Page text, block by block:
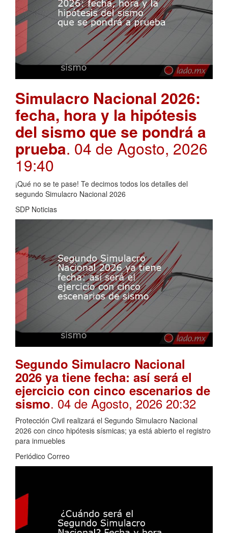
Simulacro Nacional 2026:
fecha, hora y la hipótesis
del sismo que se pondrá a
prueba. 04 de Agosto, 2026
19:40
¡Qué no se te pase! Te decimos todos los detalles del
segundo Simulacro Nacional 2026
SDP Noticias
Segundo Simulacro Nacional
2026 ya tiene fecha: así será el
ejercicio con cinco escenarios de
sismo. 04 de Agosto, 2026 20:32
Protección Civil realizará el Segundo Simulacro Nacional
2026 con cinco hipótesis sísmicas; ya está abierto el registro
para inmuebles
Periódico Correo